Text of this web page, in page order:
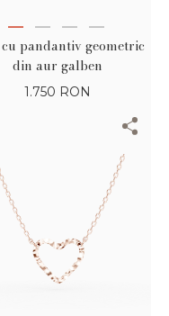
pandantiv geometric
din aur galben
1.750 RON